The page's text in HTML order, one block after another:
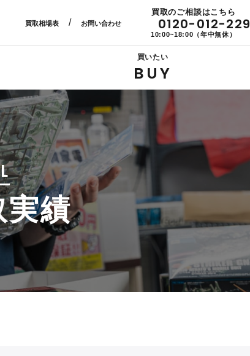
買取相場表/ お問い合わせ
買取のご相談はこちら
0120-012-229
10:00~18:00（年中無休）
買いたい
BUY
実績